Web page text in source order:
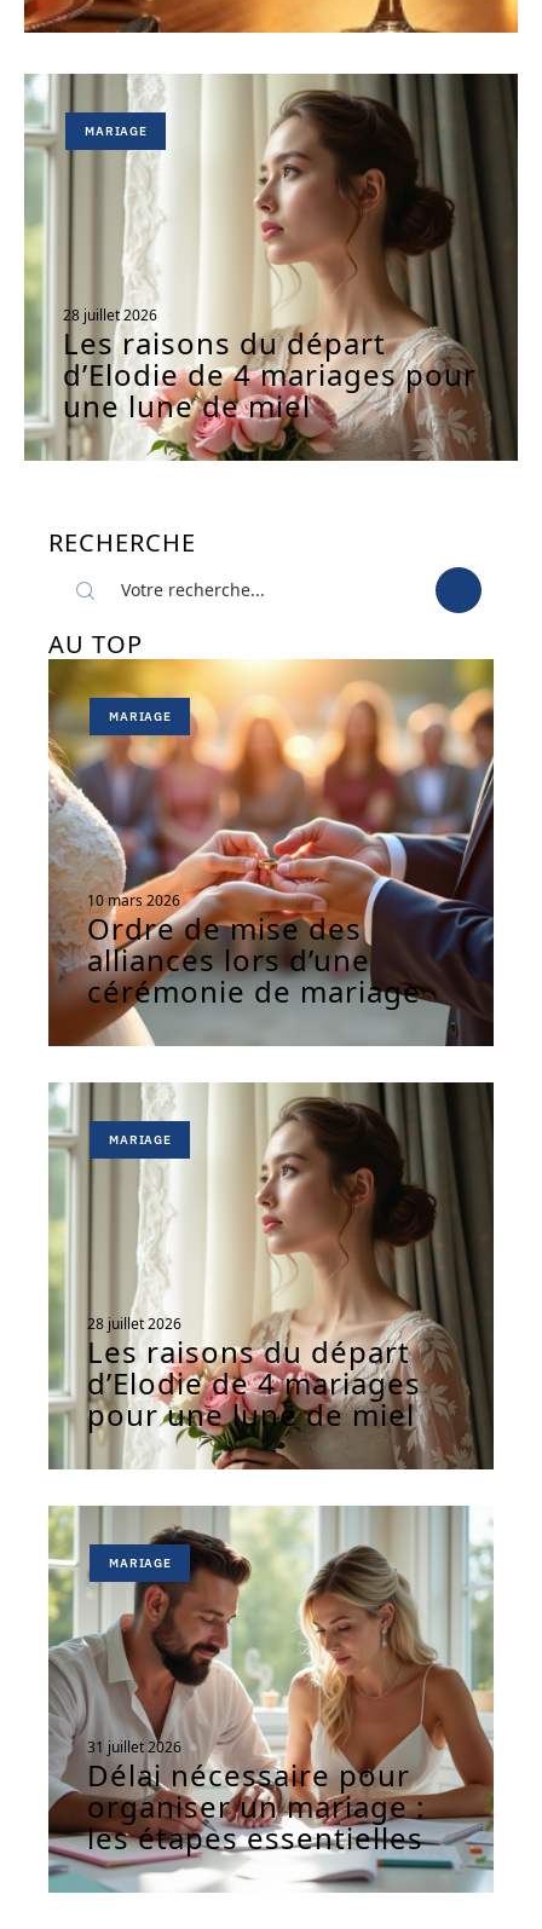
MARIAGE
28 juillet 2026
Les raisons du départ
d’Elodie de 4 mariages pour
une lune de miel
RECHERCHE
AU TOP
MARIAGE
10 mars 2026
Ordre de mise des
alliances lors d’une
cérémonie de mariage
MARIAGE
28 juillet 2026
Les raisons du départ
d’Elodie de 4 mariages
pour une lune de miel
MARIAGE
31 juillet 2026
Délai nécessaire pour
organiser un mariage :
les étapes essentielles